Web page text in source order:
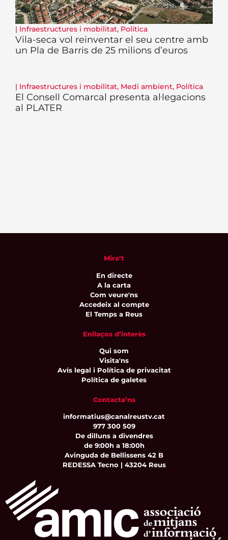
| Infraestructures i mobilitat, Política
Vila-seca vol reinventar el seu centre amb
un Pla de Barris de 25 milions d’euros
| Infraestructures i mobilitat, Medi ambient, Política
El Consell Comarcal presenta al·legacions
al PLATER
Mira’t
En directe
A la carta
Com veure'ns
Accedeix al compte
El Temps a Reus
Enllaços d’interès
Qui som
Visita'ns
Avís legal i Política de privacitat
Política de galetes
Contacta’ns
informatius@canalreustv.cat
977 300 509
De dilluns a divendres
de 9:00h a 18:00h
Avinguda de Bellissens 42 B
REDESSA Tecno | 43204 Reus